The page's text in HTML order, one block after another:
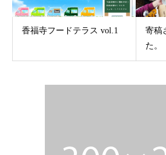
香福寺フードテラス vol.1
寄稿
た。